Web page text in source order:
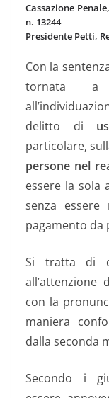
Cassazione
n. 13244
Presidente Petti,
Con la
tornata a
delitto di
particolare,
persone nel
essere la sola
senza
pagamento da
Si tratta di
con la
maniera
dalla seconda
Secondo i